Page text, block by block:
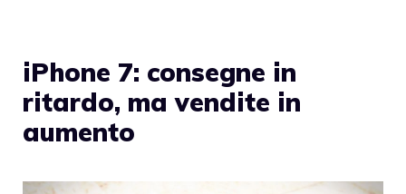
iPhone 7: consegne in
ritardo, ma vendite in
aumento